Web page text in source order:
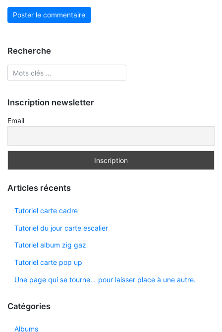
Recherche
Inscription newsletter
Email
Articles récents
Tutoriel carte cadre
Tutoriel du jour carte escalier
Tutoriel album zig gaz
Tutoriel carte pop up
Une page qui se tourne… pour laisser place à une autre.
Catégories
Albums